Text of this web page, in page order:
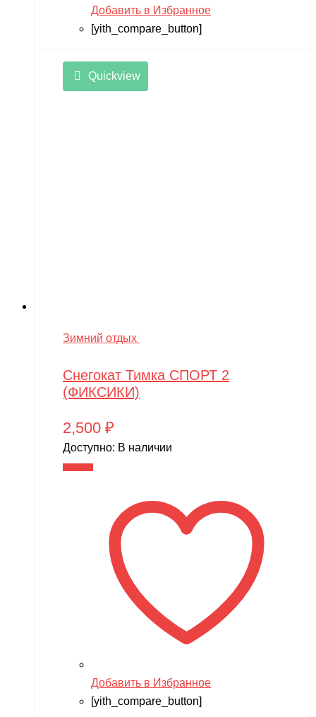
Добавить в Избранное
[yith_compare_button]
Quickview
Зимний отдых
Снегокат Тимка СПОРТ 2
(ФИКСИКИ)
2,500 ₽
Доступно: В наличии
Добавить в Избранное
[yith_compare_button]